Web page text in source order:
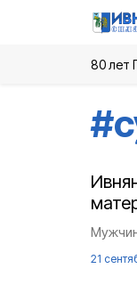
80 лет
#
21